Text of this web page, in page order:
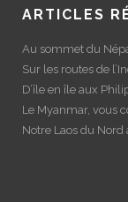
ARTICLES
Au sommet du
Sur les routes de
D’île en île aux
Le Myanmar, vous
Notre Laos du Nord